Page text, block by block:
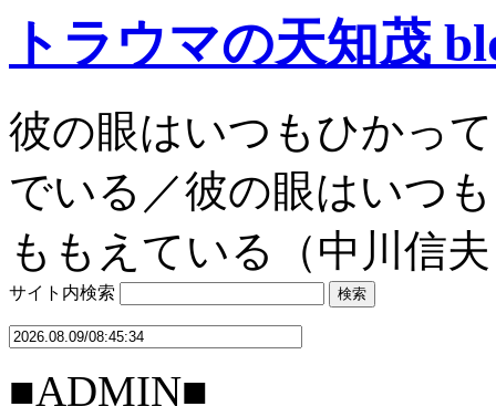
トラウマの天知茂
彼の眼はいつもひかっ
でいる／彼の眼はいつ
ももえている（中川信
サイト内検索
■ADMIN■